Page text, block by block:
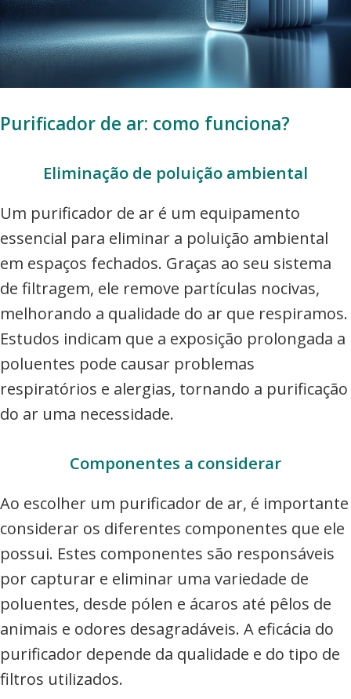
Purificador de ar: como funciona?
Eliminação de poluição ambiental
Um purificador de ar é um equipamento
essencial para eliminar a poluição ambiental
em espaços fechados. Graças ao seu sistema
de filtragem, ele remove partículas nocivas,
melhorando a qualidade do ar que respiramos.
Estudos indicam que a exposição prolongada a
poluentes pode causar problemas
respiratórios e alergias, tornando a purificação
do ar uma necessidade.
Componentes a considerar
Ao escolher um purificador de ar, é importante
considerar os diferentes componentes que ele
possui. Estes componentes são responsáveis
por capturar e eliminar uma variedade de
poluentes, desde pólen e ácaros até pêlos de
animais e odores desagradáveis. A eficácia do
purificador depende da qualidade e do tipo de
filtros utilizados.